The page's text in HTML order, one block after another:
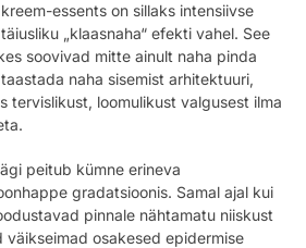
essents on sillaks intensiivse
„klaasnaha“ efekti vahel. See
soovivad mitte ainult naha pinda
naha sisemist arhitektuuri,
tervislikust, loomulikust valgusest ilma
peitub kümne erineva
gradatsioonis. Samal ajal kui
pinnale nähtamatu niiskust
osakesed epidermise